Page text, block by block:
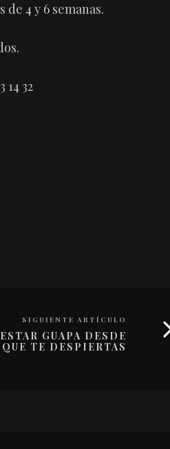
4 y 6 semanas.
14 32
SIGUIENTE ARTÍCULO
GUAPA DESDE
QUE TE DESPIERTAS